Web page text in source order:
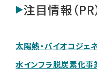
注目情報（PR
太陽熱・バイオコジ
水インフラ脱炭素化